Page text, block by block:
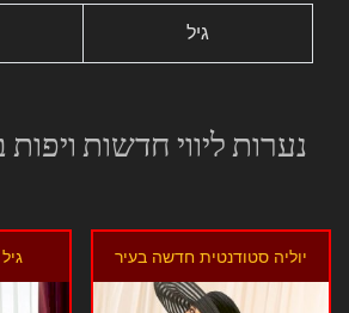
גיל
נערות ליווי חדשות
יוליה סטודנטית חדשה בעיר